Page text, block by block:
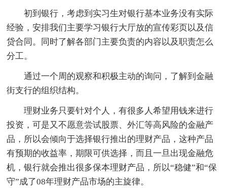
初到银行，考虑到实习生对银行基本业务没有实际
经验，安排我们主要学习银行大厅放的宣传彩页以及信
贷合同。同时了解各部门主要负责的内容以及职责怎么
分工。
通过一个周的观察和积极主动的询问，了解到金融
街支行的组织结构。
理财业务只要针对个人，有很多人希望用钱来进行
投资，可是又不愿意尝试股票、外汇等高风险的金融产
品，所以会倾向于选择银行推出的理财产品，这种产品
有预期的收益率，期限可供选择，而且一旦出现金融危
机，银行就会推出很多保本理财产品，所以“稳健”和“保
守”成了08年理财产品市场的主旋律。